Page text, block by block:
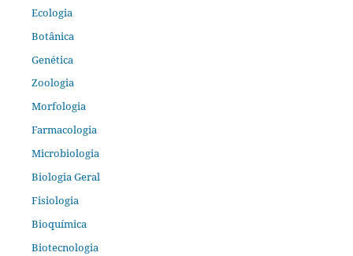
Ecologia
Botânica
Genética
Zoologia
Morfologia
Farmacologia
Microbiologia
Biologia Geral
Fisiologia
Bioquímica
Biotecnologia